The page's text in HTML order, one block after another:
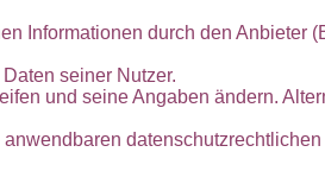
Informationen durch den Anbieter
seiner Nutzer.
und seine Angaben ändern.